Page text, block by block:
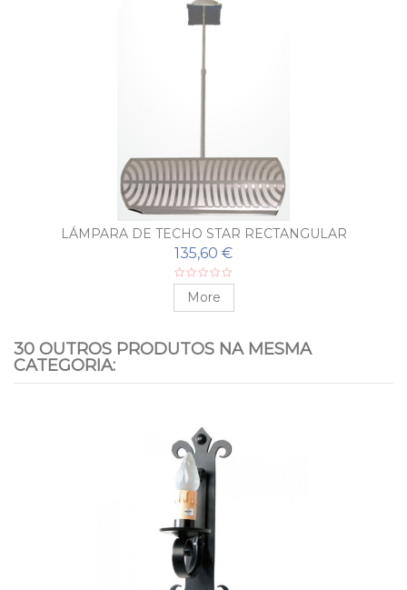
LÁMPARA DE TECHO STAR RECTANGULAR
135,60 €
More
30 OUTROS PRODUTOS NA MESMA
CATEGORIA: